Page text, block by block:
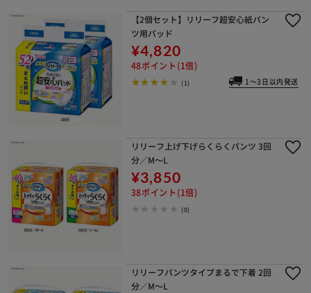
【2個セット】リリーフ超安心紙パン
ツ用パッド
¥4,820
48ポイント(1倍)
(1) 1～3日以内発送
リリーフ上げ下げらくらくパンツ 3回
分／M～L
¥3,850
38ポイント(1倍)
(0)
リリーフパンツタイプまるで下着 2回
分／M～L